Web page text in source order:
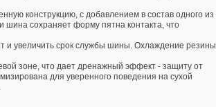
конструкцию, с добавлением в состав одного из
шина сохраняет форму пятна контакта, что
и увеличить срок службы шины. Охлаждение резины
зоне, что дает дренажный эффект - защиту от
для уверенного поведения на сухой